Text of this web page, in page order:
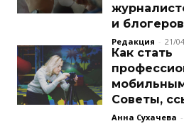
и
Редакция - 21/
Как стать
Советы,
Анна Сухачева -